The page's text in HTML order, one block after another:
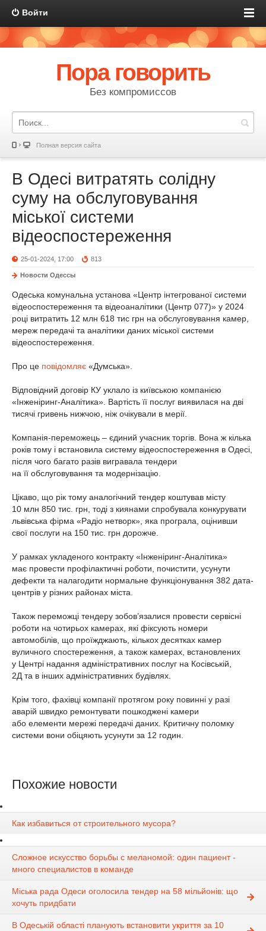
Войти
Пора говорить
Без компромиссов
Полная версия сайта
В Одесі витратять солідну
суму на обслуговування
міської системи
відеоспостереження
25-01-2024, 17:00 813
Новости Одессы
Одеська комунальна установа «Центр інтегрованої системи
відеоспостереження та відеоаналітики (Центр 077)» у 2024
році витратить 12 млн 618 тис грн на обслуговування камер,
мереж передачі та аналітики даних міської системи
відеоспостереження.
Про це повідомляє «Думська».
Відповідний договір КУ уклало із київською компанією
«Інженіринг-Аналітика». Вартість її послуг виявилася на дві
тисячі гривень нижчою, ніж очікували в мерії.
Компанія-переможець – єдиний учасник торгів. Вона ж кілька
років тому і встановила систему відеоспостереження в Одесі,
після чого багато разів вигравала тендери
на її обслуговування та модернізацію.
Цікаво, що рік тому аналогічний тендер коштував місту
10 млн 850 тис. грн, тоді з киянами спробувала конкурувати
львівська фірма «Радіо нетворк», яка програла, оцінивши
свої послуги на 150 тис. грн дорожче.
У рамках укладеного контракту «Інженіринг-Аналітика»
має провести профілактичні роботи, почистити, усунути
дефекти та налагодити нормальне функціонування 382 дата-
центрів у різних районах міста.
Також переможці тендеру зобов’язалися провести сервісні
роботи на чотирьох камерах, які фіксують номери
автомобілів, що проїжджають, кількох десятках камер
вуличного спостереження, а також камерах, встановлених
у Центрі надання адміністративних послуг на Косівській,
2Д та в інших адміністративних будівлях.
Крім того, фахівці компанії протягом року повинні у разі
аварій швидко ремонтувати пошкоджені камери
або елементи мережі передачі даних. Критичну поломку
системи вони обіцяють усунути за 12 годин.
Похожие новости
Как избавиться от строительного мусора?
Сложное искусство борьбы с меланомой: один пациент -
много специалистов в команде
Міська рада Одеси оголосила тендер на 58 мільйонів: що
хочуть придбати
В Одеській області планують встановити укриття за 10